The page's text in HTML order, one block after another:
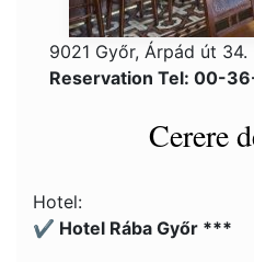
9021 Győr, Árpád út 34.
Reservation Tel: 00-
Cerere
Hotel:
✔️ Hotel Rába Győr ***